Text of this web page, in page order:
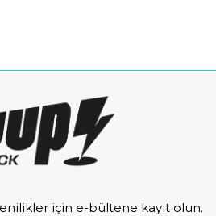
için e-bültene kayıt olun.